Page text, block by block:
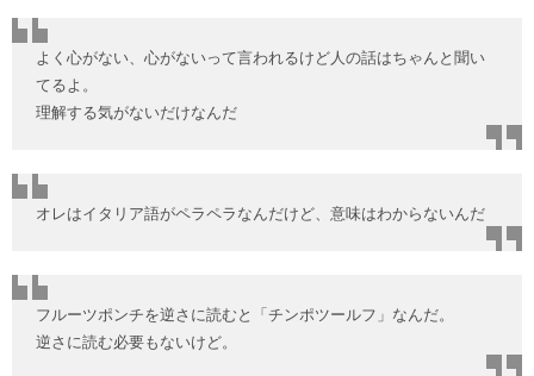
よく心がない、心がないって言われるけど人の話はちゃんと聞い
てるよ。
理解する気がないだけなんだ
オレはイタリア語がペラペラなんだけど、意味はわからないんだ
フルーツポンチを逆さに読むと「チンポツールフ」なんだ。
逆さに読む必要もないけど。